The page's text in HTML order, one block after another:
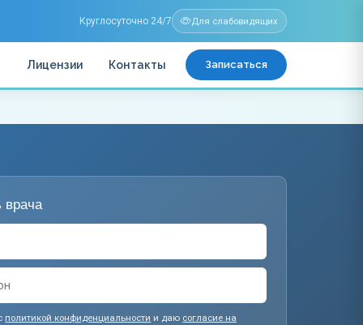
Круглосуточно 24/7 Для слабовидящих
Лицензии Контакты Записаться
врача
политикой конфиденциальности и даю согласие на